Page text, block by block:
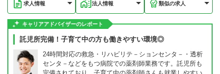
求人情報 法人情報 類似の求人
キャリアアドバイザーのレポート
託児所完備！子育て中の方も働きやすい環境◎
24時間対応の救急・リハビリテ－ションセンタ－・透析
センタ－などをもつ病院での薬剤師業務です。託児所も